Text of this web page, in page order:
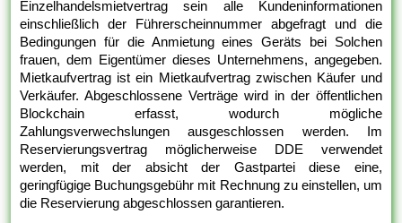
Einzelhandelsmietvertrag sein alle Kundeninformationen
einschließlich der Führerscheinnummer abgefragt und die
Bedingungen für die Anmietung eines Geräts bei Solchen
frauen, dem Eigentümer dieses Unternehmens, angegeben.
Mietkaufvertrag ist ein Mietkaufvertrag zwischen Käufer und
Verkäufer. Abgeschlossene Verträge wird in der öffentlichen
Blockchain erfasst, wodurch mögliche
Zahlungsverwechslungen ausgeschlossen werden. Im
Reservierungsvertrag möglicherweise DDE verwendet
werden, mit der absicht der Gastpartei diese eine,
geringfügige Buchungsgebühr mit Rechnung zu einstellen, um
die Reservierung abgeschlossen garantieren.